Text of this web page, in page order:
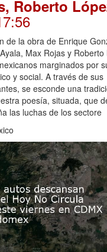
Roberto
de la obra de Enrique
Max Rojas y Roberto
marginados por
y social. A través de sus
se esconde una
poesía, situada, que
las luchas de los sectore